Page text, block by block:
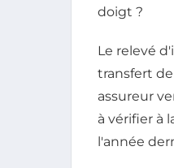
doigt ?
Le relevé
transfert
assureur
à vérifier à
l'année